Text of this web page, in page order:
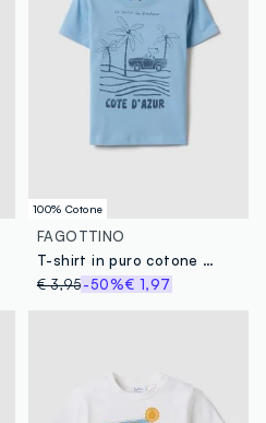
100% Cotone
FAGOTTINO
T-shirt in puro cotone azzurra da bimbo regular fit con stampa
€ 3,95-50%€ 1,97